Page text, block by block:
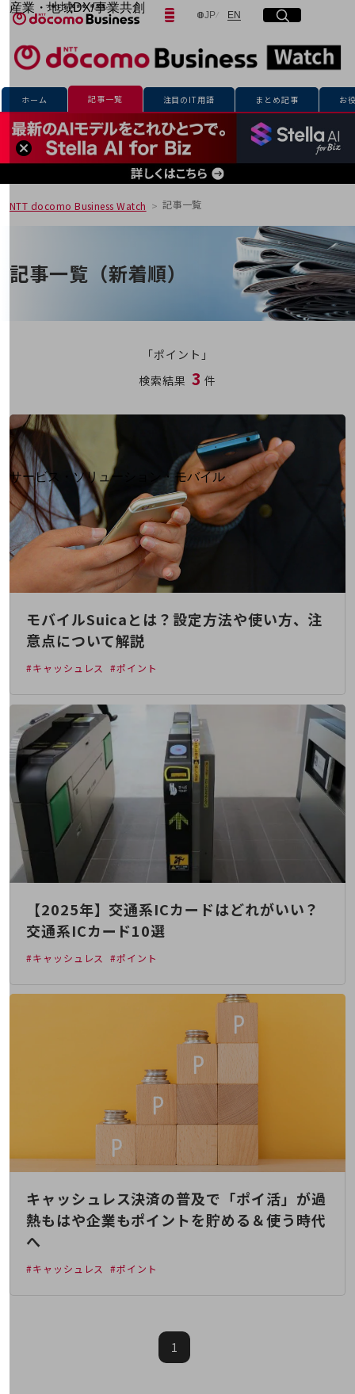
産業・地域DX/事業共創
OPEN HUB for Plural Futures
自律・分散・協調型社会の実現を目指し、
「社会可能性」を探究・実装する事業共創エコシステムです。
OPEN HUB for Plural Futuresとは
イベント/ウェビナー
記事コンテンツ
プレイヤー(カタリスト/パートナー企業)
事例
Smart World
産業・地域DXプラットフォーマーとして
企業と地域が持続成長する社会を目指します
Smart City
Smart Education
Smart Mobility
Smart Worksite
地域経済のさらなる活性化に取り組みます
自治体・地域社会との共創
LGPF(Local Government Platform)
別ウィンドウで開きます
サービス・ソリューション・モバイル
サービス・ソリューションTOP
DXに関する課題を解決する
サービス・ソリューションをご紹介
カテゴリーで探す
カテゴリーで探すTOP
ネットワーク・モバイル
クラウド・データセンター
IoT
AI
データ利活用
運用管理
業務支援・マーケティング
課題・ニーズで探す
課題・ニーズで探すTOP
セキュリティ対策
遠隔監視
自動化・省電化
人材不足解消
業種・業態で探すTOP
JP日本語
ENEnglish
サイト内検索
開く
メニュー
開く
フリーワードを入力して探す
フリーワードでNTTドコモビジネスの
検索する
ホーム 記事一覧 注目のIT用語 まとめ記事 お
NTT docomo Business Watch 記事一覧
記事一覧（新着順）
「ポイント」
検索結果 3 件
モバイルSuicaとは？設定方法や使い方、注
意点について解説
#キャッシュレス #ポイント
【2025年】交通系ICカードはどれがいい？
交通系ICカード10選
#キャッシュレス #ポイント
キャッシュレス決済の普及で「ポイ活」が過
熱もはや企業もポイントを貯める＆使う時代
へ
#キャッシュレス #ポイント
1